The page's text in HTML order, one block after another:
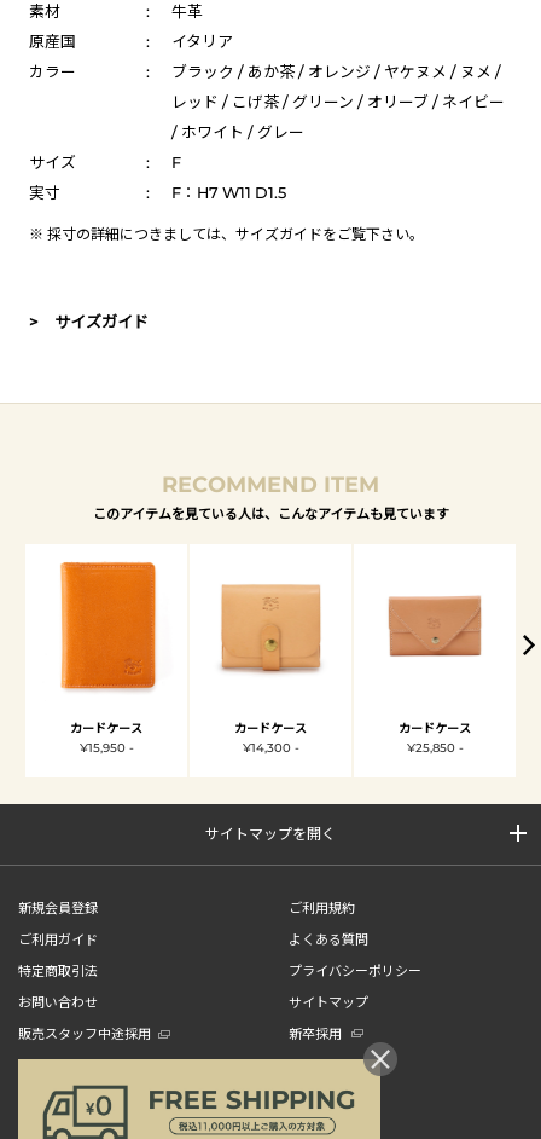
素材
:
牛革
原産国
:
イタリア
カラー
:
ブラック / あか茶 / オレンジ / ヤケヌメ / ヌメ /
レッド / こげ茶 / グリーン / オリーブ / ネイビー
/ ホワイト / グレー
サイズ
:
F
実寸
: F：H7 W11 D1.5
※ 採寸の詳細につきましては、 サイズガイドをご覧下さい。
> サイズガイド
RECOMMEND ITEM
このアイテムを見ている人は、こんなアイテムも見ています
カードケース
¥15,950 -
カードケース
¥14,300 -
カードケース
¥25,850 -
サイトマップを開く
新規会員登録
ご利用規約
ご利用ガイド
よくある質問
特定商取引法
プライバシーポリシー
お問い合わせ
サイトマップ
販売スタッフ中途採用
新卒採用